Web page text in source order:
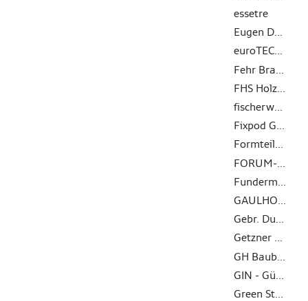
essetre
Eugen Decker Holz­industrie GmbH & Co. KG
euroTECH Vertriebs GmbH
Fehr Braunwalder AG
FHS Holzbau GmbH
fischerwerke GmbH & Co. KG
Fixpod GmbH
Formteilbau Schmitt GmbH & Co. KG
FORUM-HOLZBAU
Fundermax GmbH
GAULHOFER INDUSTRIE-HOLDING GMBH
Gebr. Dufter GmbH
Getzner Werkstoffe GmbH
GH Baubeschläge GmbH
GIN - Gütegemeinschaft Nagelplattenprodukte e.V. - Interessenverband Nagelplatten e.V.
Green Structures GmbH